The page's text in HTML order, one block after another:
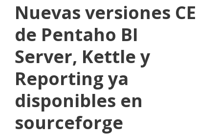
Nuevas versiones CE
de Pentaho BI
Server, Kettle y
Reporting ya
disponibles en
sourceforge